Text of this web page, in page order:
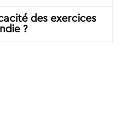
des exercices
?